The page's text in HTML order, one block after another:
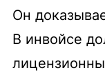
Он
В инвойсе